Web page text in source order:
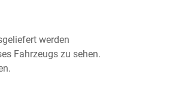
werden
Fahrzeugs zu sehen.